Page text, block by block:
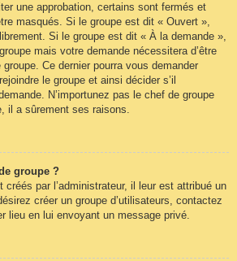
une approbation, certains sont fermés et
masqués. Si le groupe est dit « Ouvert »,
Si le groupe est dit « À la demande »,
mais votre demande nécessitera d’être
Ce dernier pourra vous demander
le groupe et ainsi décider s’il
N’importunez pas le chef de groupe
il a sûrement ses raisons.
groupe ?
créés par l’administrateur, il leur est attribué un
créer un groupe d’utilisateurs, contactez
lieu en lui envoyant un message privé.